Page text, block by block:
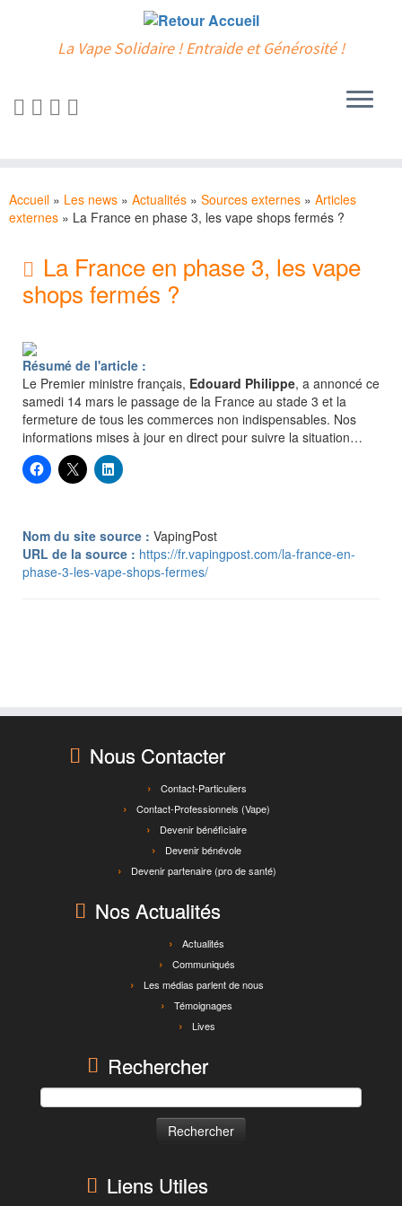
au
contenu
La Vape Solidaire ! Entraide et Générosité !
Accueil » Les news » Actualités » Sources externes » Articles
externes » La France en phase 3, les vape shops fermés ?
La France en phase 3, les vape
shops fermés ?
Résumé de l'article :
Le Premier ministre français, Edouard Philippe, a annoncé ce
samedi 14 mars le passage de la France au stade 3 et la
fermeture de tous les commerces non indispensables. Nos
informations mises à jour en direct pour suivre la situation…
Nom du site source : VapingPost
URL de la source : https://fr.vapingpost.com/la-france-en-
phase-3-les-vape-shops-fermes/
Nous Contacter
Contact-Particuliers
Contact-Professionnels (Vape)
Devenir bénéficiaire
Devenir bénévole
Devenir partenaire (pro de santé)
Nos Actualités
Actualités
Communiqués
Les médias parlent de nous
Témoignages
Lives
Rechercher
Rechercher :
Liens Utiles